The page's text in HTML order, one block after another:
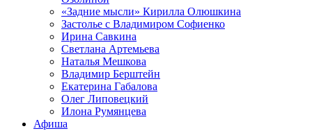
«Задние мысли» Кирилла Олюшкина
Застолье с Владимиром Софиенко
Ирина Савкина
Светлана Артемьева
Наталья Мешкова
Владимир Берштейн
Екатерина Габалова
Олег Липовецкий
Илона Румянцева
Афиша